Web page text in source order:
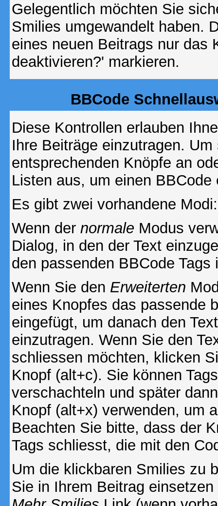
Gelegentlich möchten Sie
Smilies umgewandelt haben.
eines neuen Beitrags nur das
deaktivieren?' markieren.
BBCode
Diese Kontrollen erlauben
Ihre Beiträge einzutragen.
entsprechenden Knöpfe an
Listen aus, um einen BBCode
Es gibt zwei vorhandene
Wenn der normale Modus
Dialog, in den der Text
den passenden BBCode
Wenn Sie den Erweiterten
eines Knopfes das passende
eingefügt, um danach den
einzutragen. Wenn Sie den
schliessen möchten, klicken
Knopf (alt+c). Sie können
verschachteln und später
Knopf (alt+x) verwenden, um
Beachten Sie bitte, dass der
Tags schliesst, die mit den
Um die klickbaren Smilies zu
Sie in Ihrem Beitrag